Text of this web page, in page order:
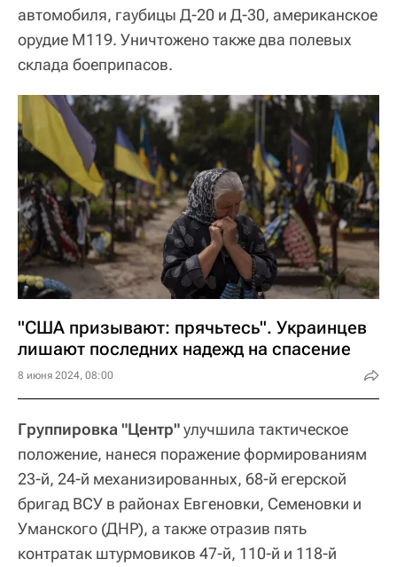
автомобиля, гаубицы Д-20 и Д-30, американское
орудие М119. Уничтожено также два полевых
склада боеприпасов.
"США призывают: прячьтесь". Украинцев
лишают последних надежд на спасение
8 июня 2024, 08:00
Группировка "Центр"улучшила тактическое
положение, нанеся поражение формированиям
23-й, 24-й механизированных, 68-й егерской
бригад ВСУ в районах Евгеновки, Семеновки и
Уманского (ДНР), а также отразив пять
контратак штурмовиков 47-й, 110-й и 118-й